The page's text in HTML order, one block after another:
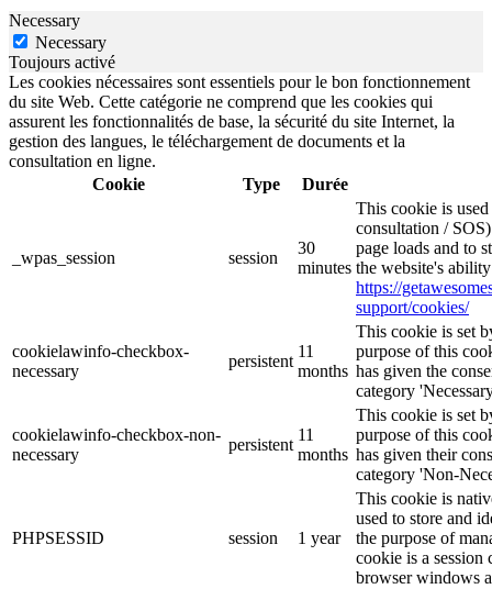
Necessary
Necessary
Toujours activé
Les cookies nécessaires sont essentiels pour le bon fonctionnement
du site Web. Cette catégorie ne comprend que les cookies qui
assurent les fonctionnalités de base, la sécurité du site Internet, la
gestion des langues, le téléchargement de documents et la
consultation en ligne.
Cookie
Type Durée
_wpas_session session
30
minutes
This cookie is
consultation /
page loads and to
the website's
https://
support/cookies/
cookielawinfo-checkbox-
necessary
persistent
11
months
This cookie is set
purpose of this
has given the
category
cookielawinfo-checkbox-non-
necessary
persistent
11
months
This cookie is set
purpose of this
has given their
category 'Non-
PHPSESSID session 1 year
This cookie is
used to store and
the purpose of
cookie is a session
browser windows